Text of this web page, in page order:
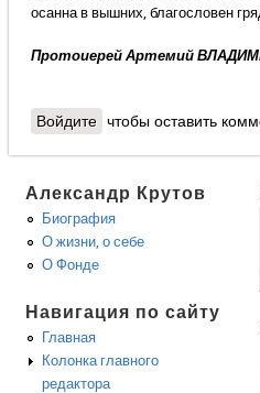
осанна в вышних, благословен
Протоиерей Артемий
Войдите чтобы оставить
Александр Крутов
Биография
О жизни, о себе
О Фонде
Навигация по сайту
Главная
Колонка главного
редактора